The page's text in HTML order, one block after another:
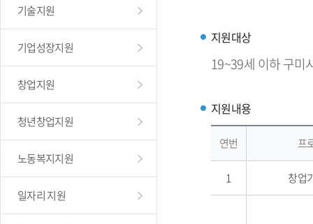
기술지원
기업성장지원
창업지원
청년창업지원
노동복지지원
일자리 지원
지원대상
19~39세 이하 구미
지원내용
연번 프
1 창업